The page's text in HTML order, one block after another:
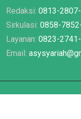
Redaksi: 0813-
Sirkulasi: 0858-
Layanan: 0823-
Email: